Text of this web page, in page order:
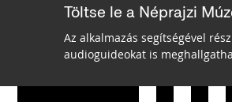
Töltse le a Néprajzi
Az alkalmazás segítségével
audioguideokat is